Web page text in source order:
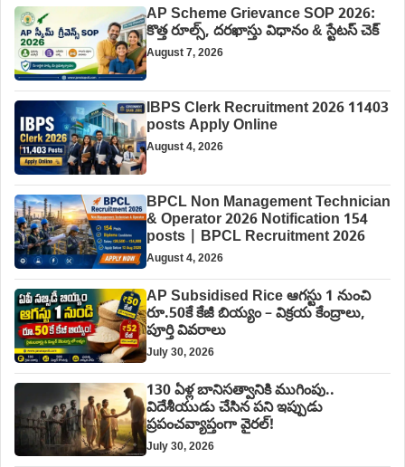
AP Scheme Grievance SOP 2026:
కొత్త రూల్స్, దరఖాస్తు విధానం & స్టేటస్ చెక్
August 7, 2026
IBPS Clerk Recruitment 2026 11403
posts Apply Online
August 4, 2026
BPCL Non Management Technician
& Operator 2026 Notification 154
posts | BPCL Recruitment 2026
August 4, 2026
AP Subsidised Rice ఆగస్టు 1 నుంచి
రూ.50కే కేజీ బియ్యం – విక్రయ కేంద్రాలు,
పూర్తి వివరాలు
July 30, 2026
130 ఏళ్ల బానిసత్వానికి ముగింపు..
విదేశీయుడు చేసిన పని ఇప్పుడు
ప్రపంచవ్యాప్తంగా వైరల్!
July 30, 2026